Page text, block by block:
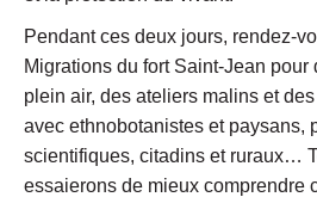
Pendant ces deux jours, rendez-
Migrations du fort Saint-Jean pour
plein air, des ateliers malins et
avec ethnobotanistes et paysans,
scientifiques, citadins et ruraux…
essaierons de mieux comprendre